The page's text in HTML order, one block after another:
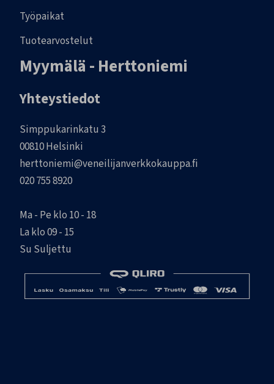
Työpaikat
Tuotearvostelut
Myymälä - Herttoniemi
Yhteystiedot
Simppukarinkatu 3
00810 Helsinki
herttoniemi@veneilijanverkkokauppa.fi
020 755 8920
Ma - Pe klo 10 - 18
La klo 09 - 15
Su Suljettu